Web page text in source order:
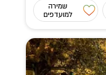
שמירה
למועדפים